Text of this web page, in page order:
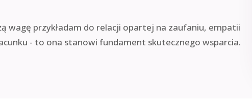
wagę przykładam do relacji opartej na zaufaniu, empatii
- to ona stanowi fundament skutecznego wsparcia.